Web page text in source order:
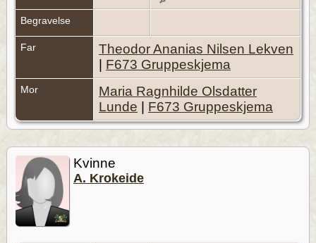
Begravelse
Far
Theodor Ananias Nilsen Lekven
F673 Gruppeskjema
Mor
Maria Ragnhilde Olsdatter
Lunde
F673 Gruppeskjema
Kvinne
A. Krokeide